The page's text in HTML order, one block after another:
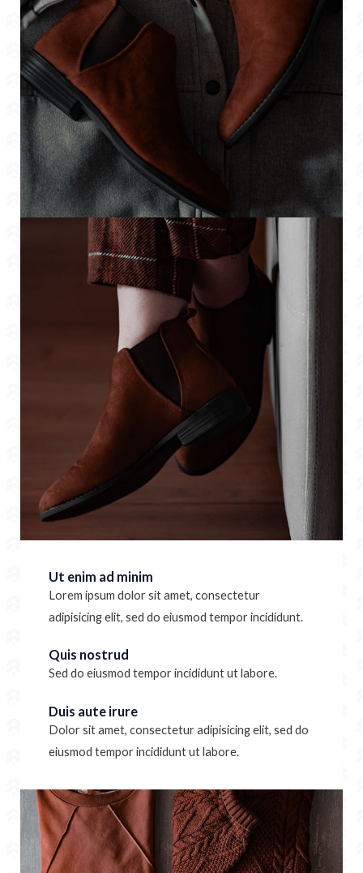
Ut enim ad minim
Lorem ipsum dolor sit amet, consectetur
adipisicing elit, sed do eiusmod tempor incididunt.
Quis nostrud
Sed do eiusmod tempor incididunt ut labore.
Duis aute irure
Dolor sit amet, consectetur adipisicing elit, sed do
eiusmod tempor incididunt ut labore.